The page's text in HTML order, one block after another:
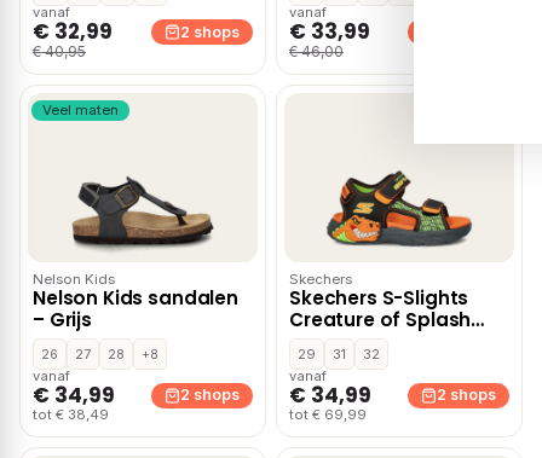
vanaf
€ 32,99
€ 40,95
2 shops
vanaf
€ 33,99
€ 46,00
Veel maten
Nelson Kids
Nelson Kids sandalen
– Grijs
26 27 28
+8
vanaf
€ 34,99
tot € 38,49
2 shops
Skechers
Skechers S-Slights
Creature of Splash
sandalen – Zwart
29 31
32
vanaf
€ 34,99
tot € 69,99
2 shops